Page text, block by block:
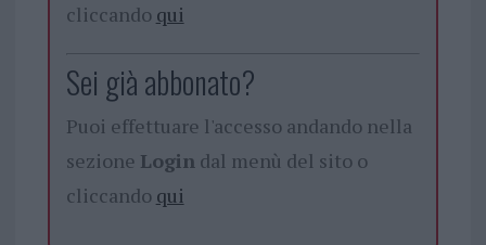
cliccando qui
Sei già abbonato?
Puoi effettuare l'accesso andando nella
sezione Logindal menù del sito o
cliccando qui